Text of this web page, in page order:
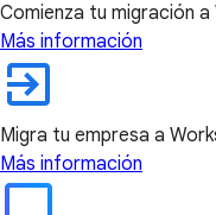
Comienza tu migración a
Más información
Migra tu empresa a
Más información